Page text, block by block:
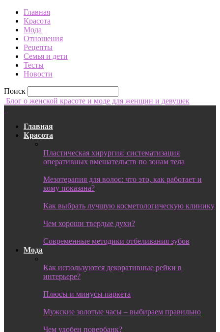
Главная
Красота
Мода
Отношения
Рецепты
Семья и дети
Тесты
Новости
Поиск
Блог о женской красоте и моде для женщин и девушек
Главная
Красота
Пластическая хирургия: систематизация
оперативных вмешательств по зонам тела
Мезотерапия для волос: что это, как работает и
кому показана?
Как выбрать лучшую косметологическую клинику
Чем хороши твердые духи?
Современные методики отбеливания зубов
Мода
Как используются декоративные рейки в
интерьере?
Плюсы и минусы паркета
Мужские золотые часы – выбираем правильно
Чем удобен повербанк?